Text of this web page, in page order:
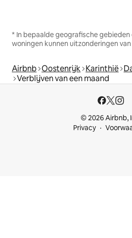
* In bepaalde geografische gebieden
woningen kunnen uitzonderingen
Airbnb Oostenrijk Karinthië
Verblijven van een maand
© 2026 Airbnb,
Privacy